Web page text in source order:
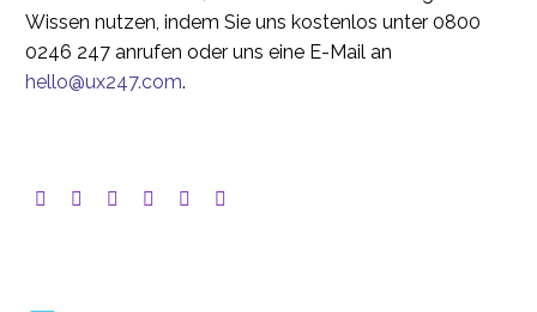
Wissen nutzen, indem Sie uns kostenlos unter 0800
0246 247 anrufen oder uns eine E-Mail an
hello@ux247.com.